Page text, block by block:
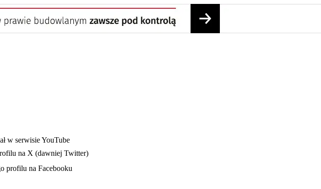
karcie
w serwisie YouTube
na X (dawniej Twitter)
karcie
profilu na Facebooku